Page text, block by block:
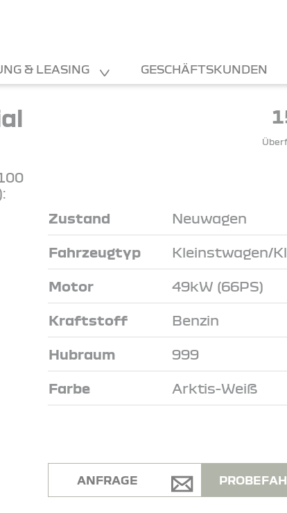
& LEASING GESCHÄFTSKUNDEN
Zustand Neuwagen
Fahrzeugtyp Kleinstwagen/
Motor 49kW (66PS)
Kraftstoff Benzin
Hubraum 999
Farbe Arktis-Weiß
ANFRAGE